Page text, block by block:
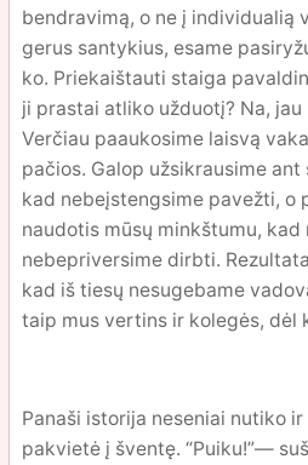
bendravimą, o ne į individualią
gerus santykius, esame
ko. Priekaištauti staiga
ji prastai atliko užduotį? Na,
Verčiau paaukosime laisvą
pačios. Galop užsikrausime
kad nebeįstengsime pavežti, o
naudotis mūsų minkštumu,
nebepriversime dirbti.
kad iš tiesų nesugebame
taip mus vertins ir kolegės, dėl
Panaši istorija neseniai nutiko
pakvietė į šventę. “Puiku!”—